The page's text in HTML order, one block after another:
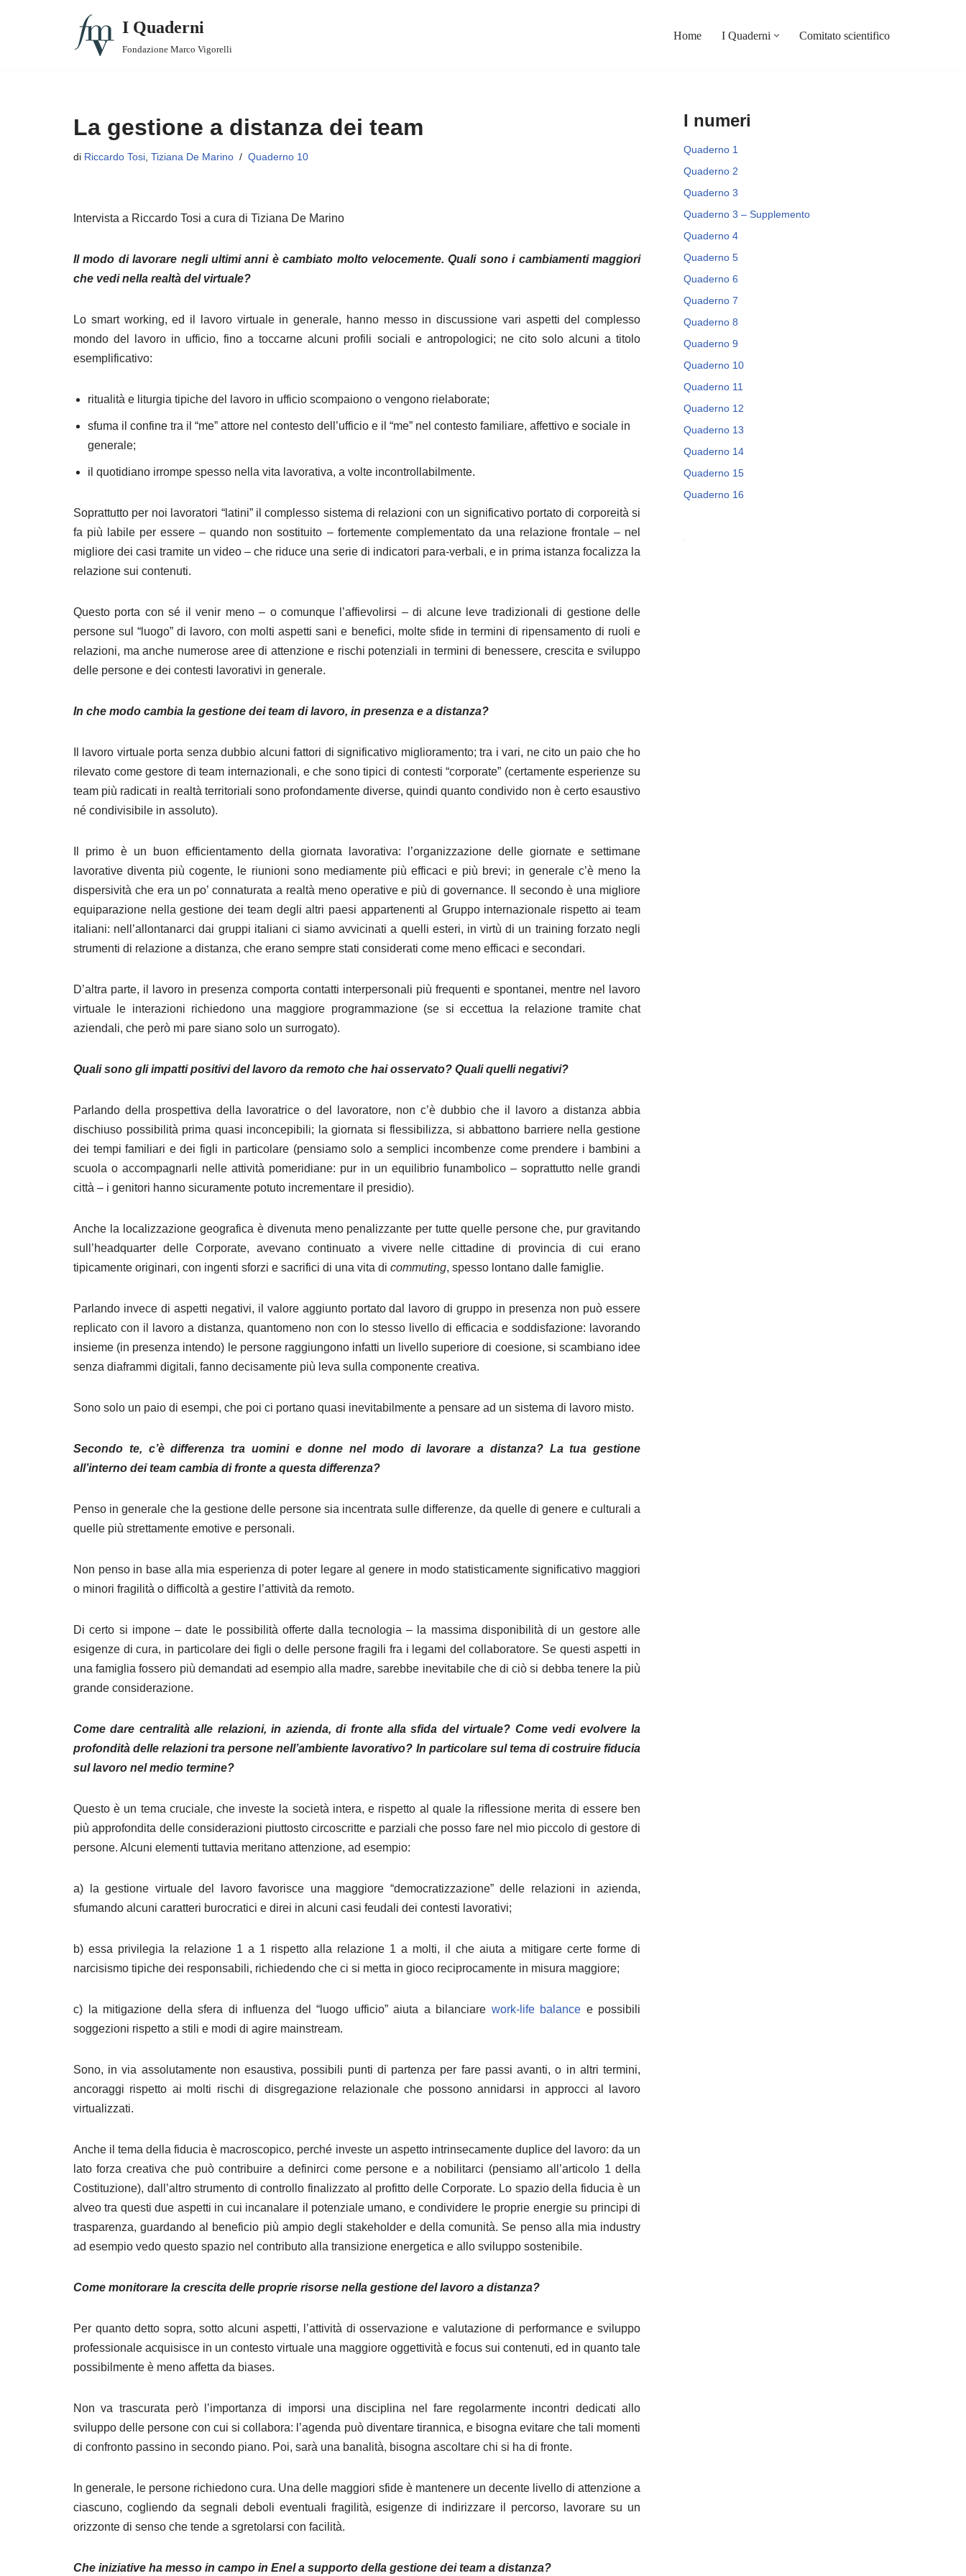
I Quaderni
Fondazione Marco Vigorelli
Home I Quaderni
3. Valutazione delle Best Practices
6. Comunità che conciliano
8. Tecnologie digitali, IA e conciliazione
9. Responsabilità genitoriali e lavoro: il futuro dell’Europa in gioco
10. Lavoro, famiglia e conciliazione di fronte alle sfide del virtuale
11. Diversity Equity & Inclusion
14. Caregiver che conciliano
Comitato scientifico
La gestione a distanza dei team
di Riccardo Tosi Tiziana De Marino Quaderno 10
Intervista a Riccardo Tosi a cura di Tiziana De Marino
Il modo di lavorare negli ultimi anni è cambiato molto velocemente. Quali sono i cambiamenti maggiori
che vedi nella realtà del virtuale?
Lo smart working, ed il lavoro virtuale in generale, hanno messo in discussione vari aspetti del complesso
mondo del lavoro in ufficio, fino a toccarne alcuni profili sociali e antropologici; ne cito solo alcuni a titolo
esemplificativo:
ritualità e liturgia tipiche del lavoro in ufficio scompaiono o vengono rielaborate;
sfuma il confine tra il “me” attore nel contesto dell’ufficio e il “me” nel contesto familiare, affettivo e sociale in
generale;
il quotidiano irrompe spesso nella vita lavorativa, a volte incontrollabilmente.
Soprattutto per noi lavoratori “latini” il complesso sistema di relazioni con un significativo portato di corporeità si
fa più labile per essere ‒ quando non sostituito ‒ fortemente complementato da una relazione frontale ‒ nel
migliore dei casi tramite un video ‒ che riduce una serie di indicatori para-verbali, e in prima istanza focalizza la
relazione sui contenuti.
Questo porta con sé il venir meno ‒ o comunque l’affievolirsi ‒ di alcune leve tradizionali di gestione delle
persone sul “luogo” di lavoro, con molti aspetti sani e benefici, molte sfide in termini di ripensamento di ruoli e
relazioni, ma anche numerose aree di attenzione e rischi potenziali in termini di benessere, crescita e sviluppo
delle persone e dei contesti lavorativi in generale.
In che modo cambia la gestione dei team di lavoro, in presenza e a distanza?
Il lavoro virtuale porta senza dubbio alcuni fattori di significativo miglioramento; tra i vari, ne cito un paio che ho
rilevato come gestore di team internazionali, e che sono tipici di contesti “corporate” (certamente esperienze su
team più radicati in realtà territoriali sono profondamente diverse, quindi quanto condivido non è certo esaustivo
né condivisibile in assoluto).
Il primo è un buon efficientamento della giornata lavorativa: l’organizzazione delle giornate e settimane
lavorative diventa più cogente, le riunioni sono mediamente più efficaci e più brevi; in generale c’è meno la
dispersività che era un po’ connaturata a realtà meno operative e più di governance. Il secondo è una migliore
equiparazione nella gestione dei team degli altri paesi appartenenti al Gruppo internazionale rispetto ai team
italiani: nell’allontanarci dai gruppi italiani ci siamo avvicinati a quelli esteri, in virtù di un training forzato negli
strumenti di relazione a distanza, che erano sempre stati considerati come meno efficaci e secondari.
D’altra parte, il lavoro in presenza comporta contatti interpersonali più frequenti e spontanei, mentre nel lavoro
virtuale le interazioni richiedono una maggiore programmazione (se si eccettua la relazione tramite chat
aziendali, che però mi pare siano solo un surrogato).
Quali sono gli impatti positivi del lavoro da remoto che hai osservato? Quali quelli negativi?
Parlando della prospettiva della lavoratrice o del lavoratore, non c’è dubbio che il lavoro a distanza abbia
dischiuso possibilità prima quasi inconcepibili; la giornata si flessibilizza, si abbattono barriere nella gestione
dei tempi familiari e dei figli in particolare (pensiamo solo a semplici incombenze come prendere i bambini a
scuola o accompagnarli nelle attività pomeridiane: pur in un equilibrio funambolico ‒ soprattutto nelle grandi
città ‒ i genitori hanno sicuramente potuto incrementare il presidio).
Anche la localizzazione geografica è divenuta meno penalizzante per tutte quelle persone che, pur gravitando
sull’headquarter delle Corporate, avevano continuato a vivere nelle cittadine di provincia di cui erano
tipicamente originari, con ingenti sforzi e sacrifici di una vita di commuting, spesso lontano dalle famiglie.
Parlando invece di aspetti negativi, il valore aggiunto portato dal lavoro di gruppo in presenza non può essere
replicato con il lavoro a distanza, quantomeno non con lo stesso livello di efficacia e soddisfazione: lavorando
insieme (in presenza intendo) le persone raggiungono infatti un livello superiore di coesione, si scambiano idee
senza diaframmi digitali, fanno decisamente più leva sulla componente creativa.
Sono solo un paio di esempi, che poi ci portano quasi inevitabilmente a pensare ad un sistema di lavoro misto.
Secondo te, c’è differenza tra uomini e donne nel modo di lavorare a distanza? La tua gestione
all’interno dei team cambia di fronte a questa differenza?
Penso in generale che la gestione delle persone sia incentrata sulle differenze, da quelle di genere e culturali a
quelle più strettamente emotive e personali.
Non penso in base alla mia esperienza di poter legare al genere in modo statisticamente significativo maggiori
o minori fragilità o difficoltà a gestire l’attività da remoto.
Di certo si impone ‒ date le possibilità offerte dalla tecnologia ‒ la massima disponibilità di un gestore alle
esigenze di cura, in particolare dei figli o delle persone fragili fra i legami del collaboratore. Se questi aspetti in
una famiglia fossero più demandati ad esempio alla madre, sarebbe inevitabile che di ciò si debba tenere la più
grande considerazione.
Come dare centralità alle relazioni, in azienda, di fronte alla sfida del virtuale? Come vedi evolvere la
profondità delle relazioni tra persone nell’ambiente lavorativo? In particolare sul tema di costruire fiducia
sul lavoro nel medio termine?
Questo è un tema cruciale, che investe la società intera, e rispetto al quale la riflessione merita di essere ben
più approfondita delle considerazioni piuttosto circoscritte e parziali che posso fare nel mio piccolo di gestore di
persone. Alcuni elementi tuttavia meritano attenzione, ad esempio:
a) la gestione virtuale del lavoro favorisce una maggiore “democratizzazione” delle relazioni in azienda,
sfumando alcuni caratteri burocratici e direi in alcuni casi feudali dei contesti lavorativi;
b) essa privilegia la relazione 1 a 1 rispetto alla relazione 1 a molti, il che aiuta a mitigare certe forme di
narcisismo tipiche dei responsabili, richiedendo che ci si metta in gioco reciprocamente in misura maggiore;
c) la mitigazione della sfera di influenza del “luogo ufficio” aiuta a bilanciare work-life balance e possibili
soggezioni rispetto a stili e modi di agire mainstream.
Sono, in via assolutamente non esaustiva, possibili punti di partenza per fare passi avanti, o in altri termini,
ancoraggi rispetto ai molti rischi di disgregazione relazionale che possono annidarsi in approcci al lavoro
virtualizzati.
Anche il tema della fiducia è macroscopico, perché investe un aspetto intrinsecamente duplice del lavoro: da un
lato forza creativa che può contribuire a definirci come persone e a nobilitarci (pensiamo all’articolo 1 della
Costituzione), dall’altro strumento di controllo finalizzato al profitto delle Corporate. Lo spazio della fiducia è un
alveo tra questi due aspetti in cui incanalare il potenziale umano, e condividere le proprie energie su principi di
trasparenza, guardando al beneficio più ampio degli stakeholder e della comunità. Se penso alla mia industry
ad esempio vedo questo spazio nel contributo alla transizione energetica e allo sviluppo sostenibile.
Come monitorare la crescita delle proprie risorse nella gestione del lavoro a distanza?
Per quanto detto sopra, sotto alcuni aspetti, l’attività di osservazione e valutazione di performance e sviluppo
professionale acquisisce in un contesto virtuale una maggiore oggettività e focus sui contenuti, ed in quanto tale
possibilmente è meno affetta da biases.
Non va trascurata però l’importanza di imporsi una disciplina nel fare regolarmente incontri dedicati allo
sviluppo delle persone con cui si collabora: l’agenda può diventare tirannica, e bisogna evitare che tali momenti
di confronto passino in secondo piano. Poi, sarà una banalità, bisogna ascoltare chi si ha di fronte.
In generale, le persone richiedono cura. Una delle maggiori sfide è mantenere un decente livello di attenzione a
ciascuno, cogliendo da segnali deboli eventuali fragilità, esigenze di indirizzare il percorso, lavorare su un
orizzonte di senso che tende a sgretolarsi con facilità.
Che iniziative ha messo in campo in Enel a supporto della gestione dei team a distanza?
I numeri
Quaderno 1
Quaderno 2
Quaderno 3
Quaderno 3 – Supplemento
Quaderno 4
Quaderno 5
Quaderno 6
Quaderno 7
Quaderno 8
Quaderno 9
Quaderno 10
Quaderno 11
Quaderno 12
Quaderno 13
Quaderno 14
Quaderno 15
Quaderno 16